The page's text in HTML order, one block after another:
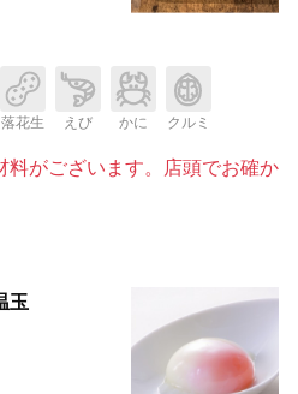
落花生 えび かに クルミ
がございます。店頭でお確か
玉